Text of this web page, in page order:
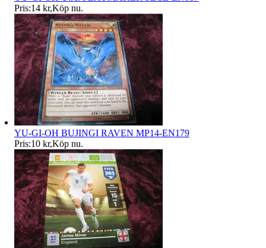
Pris:14 kr,Köp nu.
YU-GI-OH BUJINGI RAVEN MP14-EN179
Pris:10 kr,Köp nu.